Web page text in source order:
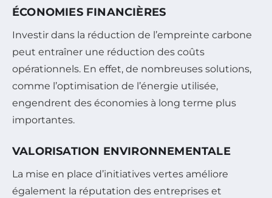
ÉCONOMIES FINANCIÈRES
Investir dans la réduction de l’empreinte carbone
peut entraîner une réduction des coûts
opérationnels. En effet, de nombreuses solutions,
comme l’optimisation de l’énergie utilisée,
engendrent des économies à long terme plus
importantes.
VALORISATION ENVIRONNEMENTALE
La mise en place d’initiatives vertes améliore
également la réputation des entreprises et